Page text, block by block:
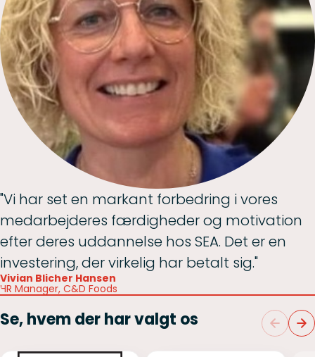
"Vi har set en markant forbedring i vores
medarbejderes færdigheder og motivation
efter deres uddannelse hos SEA. Det er en
investering, der virkelig har betalt sig."
Vivian Blicher Hansen
HR Manager, C&D Foods
Se, hvem der har valgt os